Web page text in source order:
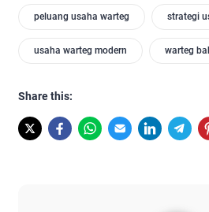
peluang usaha warteg strategi
usaha warteg modern warteg
Share this: